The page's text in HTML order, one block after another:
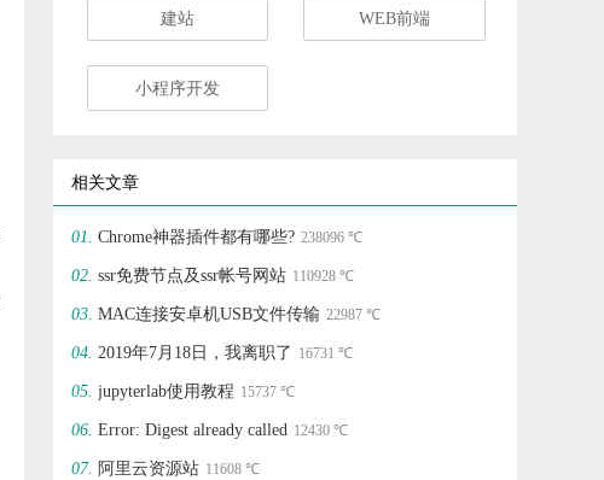
建站 WEB前端
小程序开发
相关文章
Chrome神器插件都有哪些? 238096 ℃
ssr免费节点及ssr帐号网站 110928 ℃
MAC连接安卓机USB文件传输 22987 ℃
2019年7月18日，我离职了 16731 ℃
jupyterlab使用教程 15737 ℃
Error: Digest already called 12430 ℃
阿里云资源站 11608 ℃